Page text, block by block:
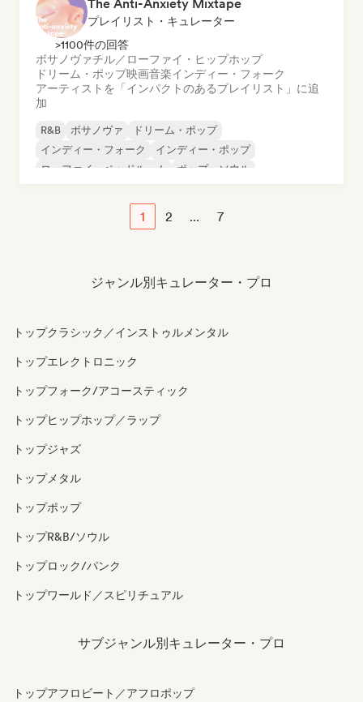
The Anti-Anxiety Mixtape
プレイリスト・キュレーター
>1100件の回答
ボサノヴァチル／ローファイ・ヒップホップ
ドリーム・ポップ映画音楽インディー・フォーク
アーティストを「インパクトのあるプレイリスト」に追
加
R&B ボサノヴァ
ドリーム・ポップ
インディー・フォーク
インディー・ポップ
ローファイ・ベッドルーム
ポップ・ソウル
1 2 ... 7
ジャンル別キュレーター・プロ
トップクラシック／インストゥルメンタル
トップエレクトロニック
トップフォーク/アコースティック
トップヒップホップ／ラップ
トップジャズ
トップメタル
トップポップ
トップR&B/ソウル
トップロック/パンク
トップワールド／スピリチュアル
サブジャンル別キュレーター・プロ
トップアフロビート／アフロポップ